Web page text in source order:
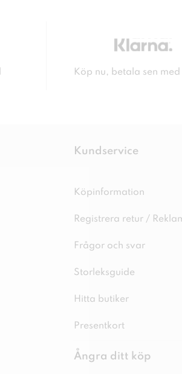
Köp nu, betala sen
Kundservice
Köpinformation
Registrera retur /
Frågor och svar
Storleksguide
Hitta butiker
Presentkort
Ångra ditt köp